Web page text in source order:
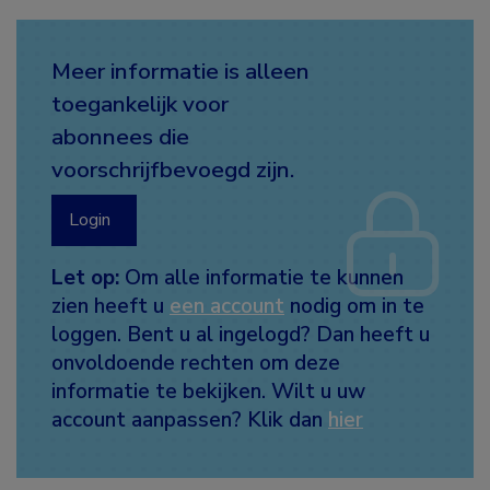
Meer informatie is alleen
toegankelijk voor
abonnees die
voorschrijfbevoegd zijn.
Login
Let op: Om alle informatie te kunnen
zien heeft u een account nodig om in te
loggen. Bent u al ingelogd? Dan heeft u
onvoldoende rechten om deze
informatie te bekijken. Wilt u uw
account aanpassen? Klik dan hier